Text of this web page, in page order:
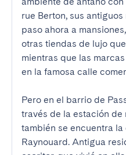
rue Berton, sus
paso ahora a
otras tiendas de lujo
mientras que las
en la famosa calle
Pero en el barrio de
través de la estación de
también se encuentra la
Raynouard. Antigua